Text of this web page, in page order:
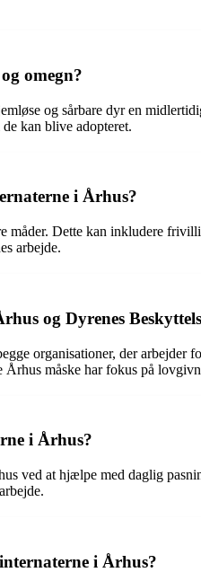
omegn?
og sårbare dyr en
kan blive adopteret.
i Århus?
måder. Dette kan inkludere
arbejde.
og Dyrenes
organisationer, der
måske har fokus på
i Århus?
ved at hjælpe med daglig
i Århus?